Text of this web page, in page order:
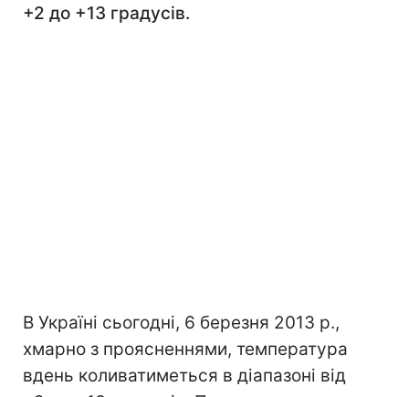
+2 до +13 градусів.
В Україні сьогодні, 6 березня 2013 р.,
хмарно з проясненнями, температура
вдень коливатиметься в діапазоні від